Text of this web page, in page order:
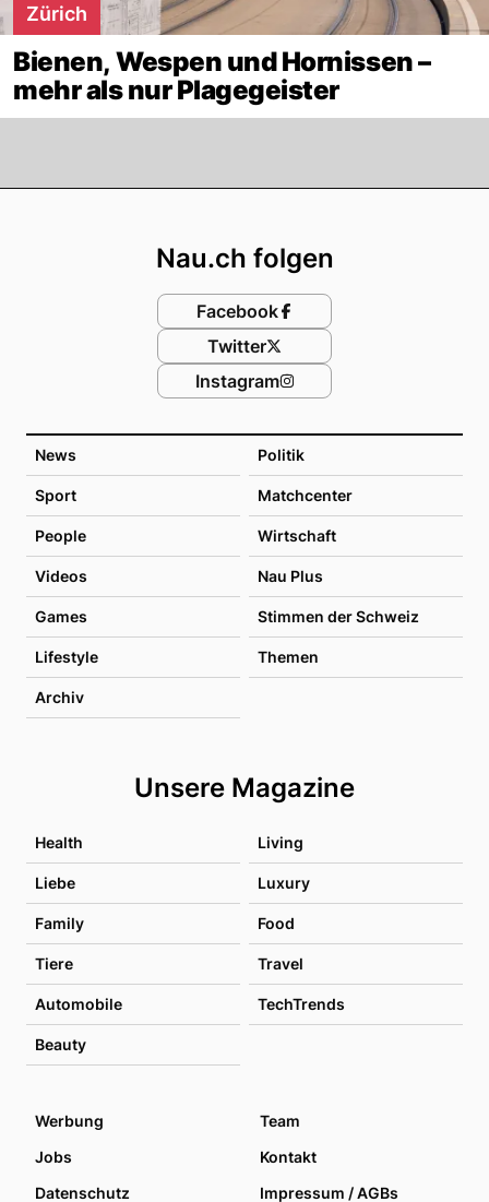
Zürich
Bienen, Wespen und Hornissen –
mehr als nur Plagegeister
News Politik
Sport Matchcenter
People Wirtschaft
Videos Nau Plus
Games Stimmen der Schweiz
Lifestyle Themen
Archiv
Unsere Magazine
Health Living
Liebe Luxury
Family Food
Tiere Travel
Automobile TechTrends
Beauty
Nau.ch folgen
Facebook
Twitter
Instagram
Werbung
Team
Jobs
Kontakt
Datenschutz
Impressum / AGBs